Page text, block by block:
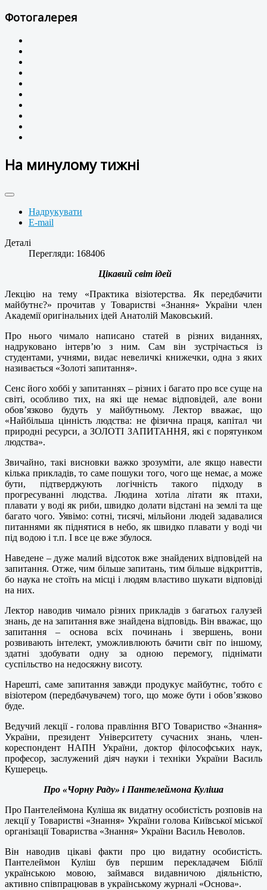
Фотогалерея
На минулому тижні
Надрукувати
E-mail
Деталі
Перегляди: 168406
Цікавий світ ідей
Лекцію на тему «Практика візіотерства. Як передбачити
майбутнє?» прочитав у Товаристві «Знання» України член
Академії оригінальних ідей Анатолій Маковський.
Про нього чимало написано статей в різних виданнях,
надруковано інтерв’ю з ним. Сам він зустрічається із
студентами, учнями, видає невеличкі книжечки, одна з яких
називається «Золоті запитання».
Сенс його хоббі у запитаннях – різних і багато про все суще на
світі, особливо тих, на які ще немає відповідей, але вони
обов’язково будуть у майбутньому. Лектор вважає, що
«Найбільша цінність людства: не фізична праця, капітал чи
природні ресурси, а ЗОЛОТІ ЗАПИТАННЯ, які є порятунком
людства».
Звичайно, такі висновки важко зрозуміти, але якщо навести
кілька прикладів, то саме пошуки того, чого ще немає, а може
бути, підтверджують логічність такого підходу в
прогресуванні людства. Людина хотіла літати як птахи,
плавати у воді як риби, швидко долати відстані на землі та ще
багато чого. Уявімо: сотні, тисячі, мільйони людей задавалися
питаннями як піднятися в небо, як швидко плавати у воді чи
під водою і т.п. І все це вже збулося.
Наведене – дуже малий відсоток вже знайдених відповідей на
запитання. Отже, чим більше запитань, тим більше відкриттів,
бо наука не стоїть на місці і людям властиво шукати відповіді
на них.
Лектор наводив чимало різних прикладів з багатьох галузей
знань, де на запитання вже знайдена відповідь. Він вважає, що
запитання – основа всіх починань і звершень, вони
розвивають інтелект, уможливлюють бачити світ по іншому,
здатні здобувати одну за одною перемогу, піднімати
суспільство на недосяжну висоту.
Нарешті, саме запитання завжди продукує майбутнє, тобто є
візіотером (передбачувачем) того, що може бути і обов’язково
буде.
Ведучий лекції - голова правління ВГО Товариство «Знання»
України, президент Університету сучасних знань, член-
кореспондент НАПН України, доктор філософських наук,
професор, заслужений діяч науки і техніки України Василь
Кушерець.
Про «Чорну Раду» і Пантелеймона Куліша
Про Пантелеймона Куліша як видатну особистість розповів на
лекції у Товаристві «Знання» України голова Київської міської
організації Товариства «Знання» України Василь Неволов.
Він наводив цікаві факти про цю видатну особистість.
Пантелеймон Куліш був першим перекладачем Біблії
українською мовою, займався видавничою діяльністю,
активно співпрацював в українському журналі «Основа».